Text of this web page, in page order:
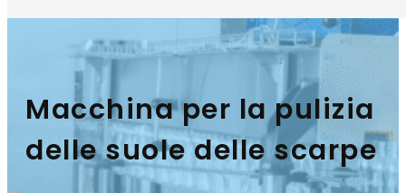
Macchina per la pulizia
delle suole delle scarpe